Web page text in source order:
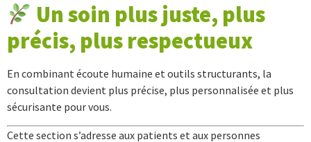
Un soin plus juste, plus
précis, plus respectueux
En combinant écoute humaine et outils structurants, la
consultation devient plus précise, plus personnalisée et plus
sécurisante pour vous.
Cette section s’adresse aux patients et aux personnes